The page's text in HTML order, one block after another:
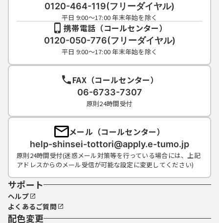
0120-464-119(フリーダイヤル)
平日 9:00～17:00 年末年始を除く
携帯電話（コールセンター）
0120-050-776(フリーダイヤル)
平日 9:00～17:00 年末年始を除く
FAX（コールセンター）
06-6733-7307
原則24時間受付
メール（コールセンター）
help-shinsei-tottori@apply.e-tumo.jp
原則24時間受付(迷惑メール対策等を行っている場合には、上記
アドレスからのメール受信が可能な設定に変更してください)
サポート
ヘルプ
よくあるご質問
配色変更